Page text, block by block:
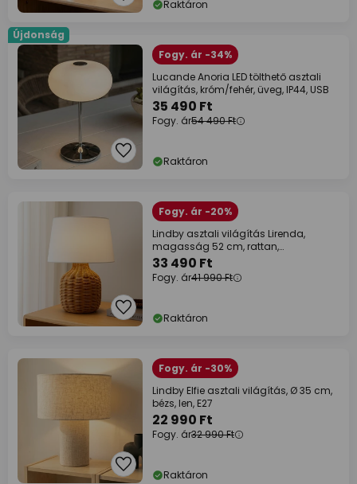
Raktáron
Újdonság
Fogy. ár -34%
Lucande Anoria LED tölthető asztali
világítás, króm/fehér, üveg, IP44, USB
35 490 Ft
Fogy. ár54 490 Ft
Raktáron
Fogy. ár -20%
Lindby asztali világítás Lirenda,
magasság 52 cm, rattan,
természetes/fehér
33 490 Ft
Fogy. ár41 990 Ft
Raktáron
Fogy. ár -30%
Lindby Elfie asztali világítás, Ø 35 cm,
bézs, len, E27
22 990 Ft
Fogy. ár32 990 Ft
Raktáron